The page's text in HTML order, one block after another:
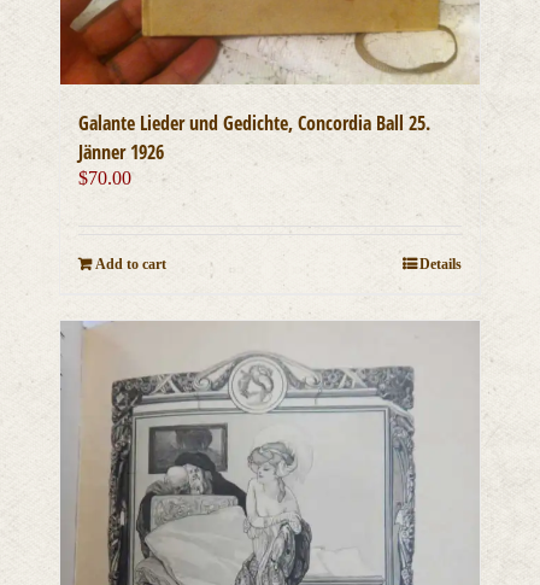
Galante Lieder und Gedichte, Concordia Ball 25.
Jänner 1926
$70.00
Add to cart Details